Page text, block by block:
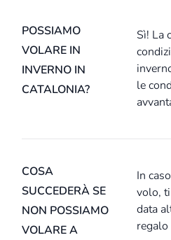
POSSIAMO
VOLARE IN
INVERNO IN
CATALONIA?
Sì! La
le
COSA
SUCCEDERÀ SE
NON POSSIAMO
VOLARE A
In
volo,
data